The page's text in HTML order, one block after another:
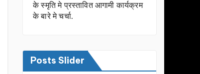
के स्मृति मे प्रस्तावित आगामी कार्यक्रम
के बारे मे चर्चा.
Posts Slider